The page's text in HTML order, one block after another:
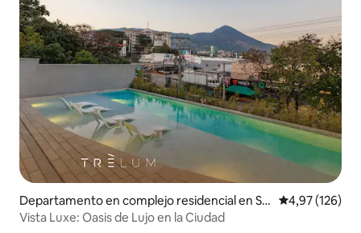
Departamento en complejo residencial en Sa
n Salvador
Calificación
4,97 (126)
Vista Luxe: Oasis de Lujo en la Ciudad